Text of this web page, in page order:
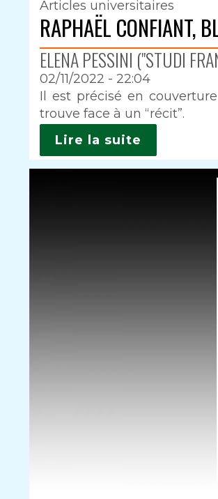
Articles universitaires
RAPHAËL CONFIANT,
ELENA PESSINI ("STUDI
02/11/2022 - 22:04
Intro
Il est précisé en
trouve face à un “récit”.
Lire la suite